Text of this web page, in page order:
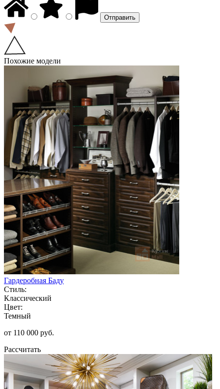
Похожие модели
Гардеробная Баду
Стиль:
Классический
Цвет:
Темный
от 110 000 руб.
Рассчитать